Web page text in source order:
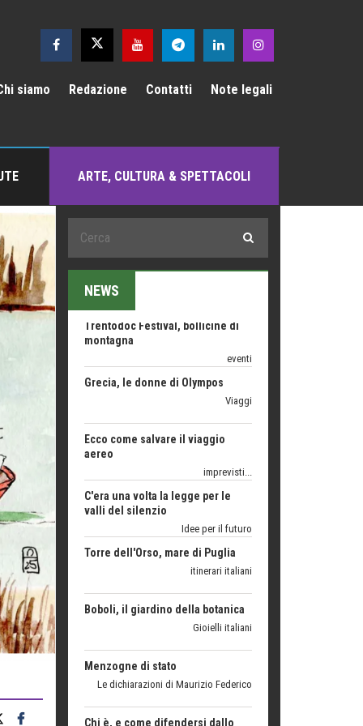
siamo Redazione Contatti Note legali
ARTE, CULTURA & SPETTACOLI
NEWS
Hotels, B&B e Ristoranti... 10 &
lode
Bolzano: L'Eisenhut Boutique
Teodorico, sovrano illuminato
Seconde case cambiano le scelte
degli italiani
Trend
Trentodoc Festival, bollicine di
Ecco come salvare il viaggio
aereo
imprevisti...
C'era una volta la legge per le
valli del silenzio
Torre dell'Orso, mare di Puglia
Boboli, il giardino della botanica
Gioielli italiani
Menzogne di stato
Le dichiarazioni di Maurizio Federico
Chi è, e come difendersi dallo
scammer
di Mirta B. Bono
Mio nonno, salvato dai russi